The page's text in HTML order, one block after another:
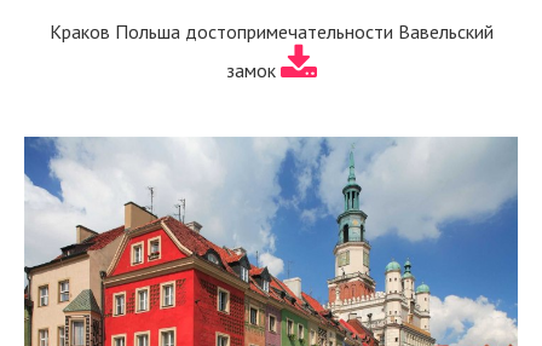
Краков Польша достопримечательности Вавельский
замок